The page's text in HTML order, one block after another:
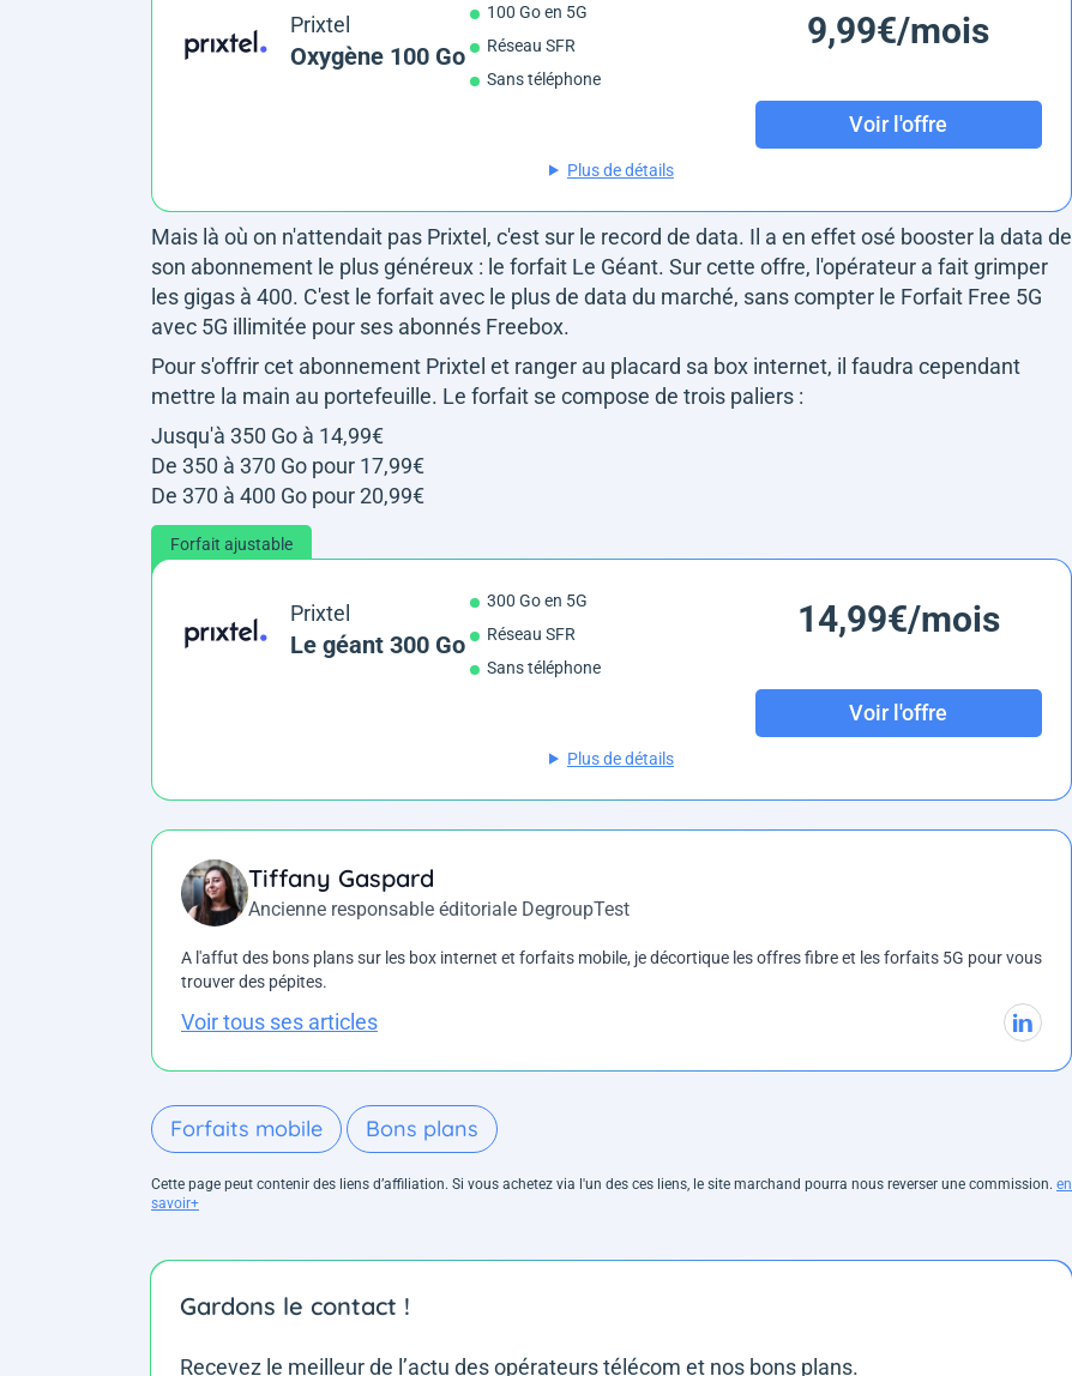
Prixtel
Oxygène 100 Go
100 Go en 5G
Réseau SFR
Sans téléphone
9,99€/mois
Voir l'offre
Plus de détails
Mais là où on n'attendait pas Prixtel, c'est sur le record de data. Il a en effet osé booster la data de
son abonnement le plus généreux : le forfait Le Géant. Sur cette offre, l'opérateur a fait grimper
les gigas à 400. C'est le forfait avec le plus de data du marché, sans compter le Forfait Free 5G
avec 5G illimitée pour ses abonnés Freebox.
Pour s'offrir cet abonnement Prixtel et ranger au placard sa box internet, il faudra cependant
mettre la main au portefeuille. Le forfait se compose de trois paliers :
Jusqu'à 350 Go à 14,99€
De 350 à 370 Go pour 17,99€
De 370 à 400 Go pour 20,99€
Forfait ajustable
Prixtel
Le géant 300 Go
300 Go en 5G
Réseau SFR
Sans téléphone
14,99€/mois
Voir l'offre
Plus de détails
Tiffany Gaspard
Ancienne responsable éditoriale DegroupTest
A l'affut des bons plans sur les box internet et forfaits mobile, je décortique les offres fibre et les forfaits 5G pour vous
trouver des pépites.
Voir tous ses articles
Forfaits mobile Bons plans
Cette page peut contenir des liens d’affiliation. Si vous achetez via l'un des ces liens, le site marchand pourra nous reverser une commission. en
savoir+
Gardons le contact !
Recevez le meilleur de l’actu des opérateurs télécom et nos bons plans.